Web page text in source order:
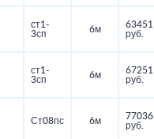
ст1-
3сп
6м
63451
руб.
ст1-
3сп
6м
67251
руб.
Ст08пс 6м
77036
руб.